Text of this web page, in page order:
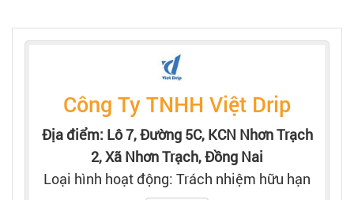
Trang chủ
Tìm việc làm
Tạo hồ sơ
Công Ty TNHH Việt Drip
Địa điểm: Lô 7, Đường 5C, KCN Nhơn Trạch
2, Xã Nhơn Trạch, Đồng Nai
Loại hình hoạt động: Trách nhiệm hữu hạn